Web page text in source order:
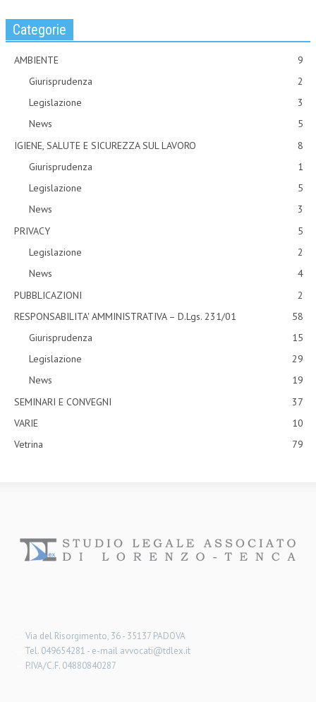
Categorie
AMBIENTE
9
Giurisprudenza
2
Legislazione
3
News
5
IGIENE, SALUTE E SICUREZZA SUL LAVORO
8
Giurisprudenza
1
Legislazione
5
News
3
PRIVACY
5
Legislazione
2
News
4
PUBBLICAZIONI
2
RESPONSABILITA' AMMINISTRATIVA – D.Lgs. 231/01
58
Giurisprudenza
15
Legislazione
29
News
19
SEMINARI E CONVEGNI
37
VARIE
10
Vetrina
79
Via del Risorgimento, 36 - 35137 PADOVA
Tel. 049654281 - e-mail avvocati@tdlex.it
P.IVA/C.F. 04880840287